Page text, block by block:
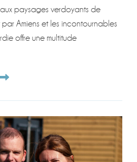
paysages verdoyants de
par Amiens et les incontournables
offre une multitude